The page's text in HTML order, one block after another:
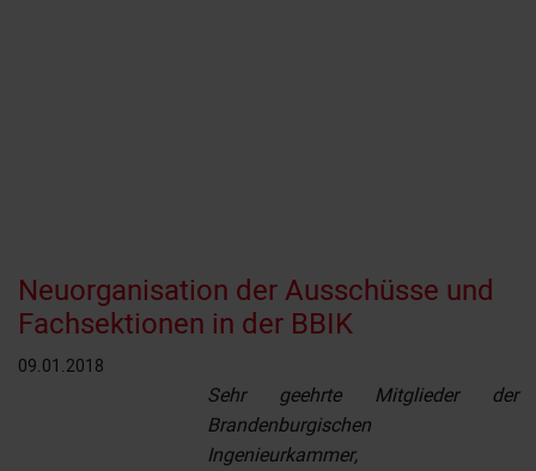
Neuorganisation der Ausschüsse und
Fachsektionen in der BBIK
09.01.2018
Sehr geehrte Mitglieder der
Brandenburgischen
Ingenieurkammer,